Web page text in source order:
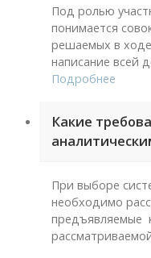
Под ролью
понимается
решаемых в
написание всей
Подробнее
Какие
При выборе
необходимо
предъявляемые